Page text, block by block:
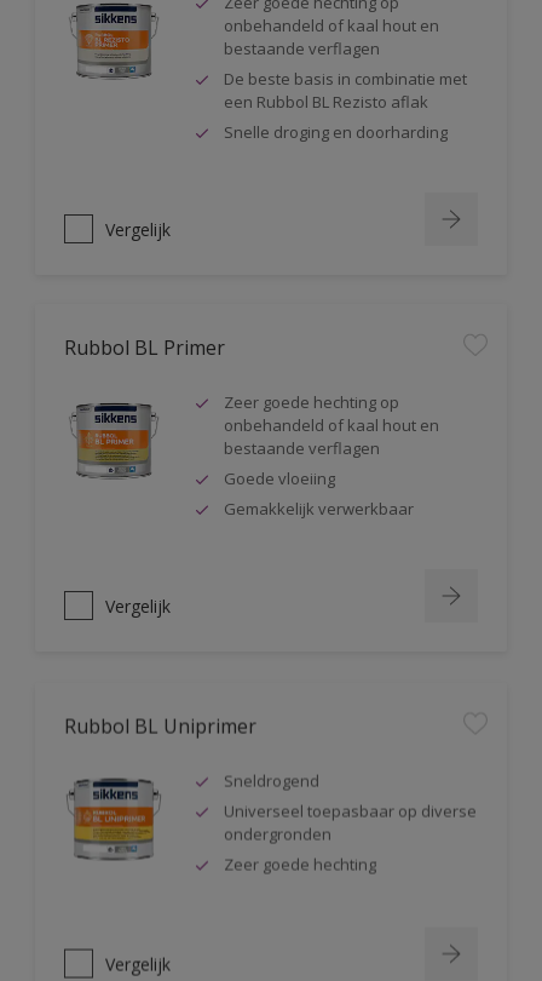
onbehandeld of kaal hout en
bestaande verflagen
De beste basis in combinatie met
een Rubbol BL Rezisto aflak
Snelle droging en doorharding
Vergelijk
Rubbol BL Primer
Zeer goede hechting op
onbehandeld of kaal hout en
bestaande verflagen
Goede vloeiing
Gemakkelijk verwerkbaar
Vergelijk
Rubbol BL Uniprimer
Sneldrogend
Universeel toepasbaar op diverse
ondergronden
Zeer goede hechting
Vergelijk